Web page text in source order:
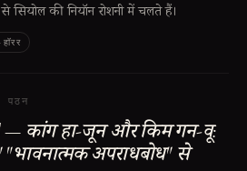
से सियोल की नियॉन रोशनी में चलते हैं।
पठन
— कांग हा-जून और किम गन-वू:
"भावनात्मक अपराधबोध" से